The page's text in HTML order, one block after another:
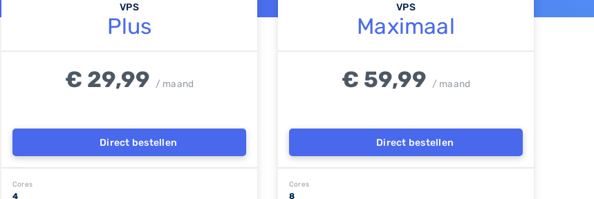
VPS
Plus
€ 29,99 / maand
Direct bestellen
Cores
4
VPS
Maximaal
€ 59,99 / maand
Direct bestellen
Cores
8